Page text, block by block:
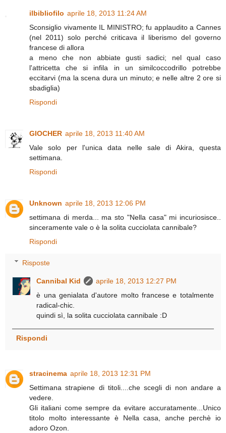
ilbibliofilo aprile 18, 2013 11:24 AM
Sconsiglio vivamente IL MINISTRO; fu applaudito a Cannes
(nel 2011) solo perché criticava il liberismo del governo
francese di allora
a meno che non abbiate gusti sadici; nel qual caso
l'attricetta che si infila in un similcoccodrillo potrebbe
eccitarvi (ma la scena dura un minuto; e nelle altre 2 ore si
sbadiglia)
Rispondi
GIOCHER aprile 18, 2013 11:40 AM
Vale solo per l'unica data nelle sale di Akira, questa
settimana.
Rispondi
Unknown aprile 18, 2013 12:06 PM
settimana di merda... ma sto "Nella casa" mi incuriosisce..
sinceramente vale o è la solita cucciolata cannibale?
Rispondi
Risposte
Cannibal Kid
aprile 18, 2013 12:27 PM
è una genialata d'autore molto francese e totalmente
radical-chic.
quindi sì, la solita cucciolata cannibale :D
Rispondi
stracinema aprile 18, 2013 12:31 PM
Settimana strapiene di titoli....che scegli di non andare a
vedere.
Gli italiani come sempre da evitare accuratamente...Unico
titolo molto interessante è Nella casa, anche perchè io
adoro Ozon.